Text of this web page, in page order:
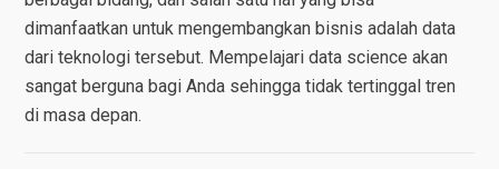
dimanfaatkan untuk mengembangkan bisnis adalah data
dari teknologi tersebut. Mempelajari data science akan
sangat berguna bagi Anda sehingga tidak tertinggal tren
di masa depan.